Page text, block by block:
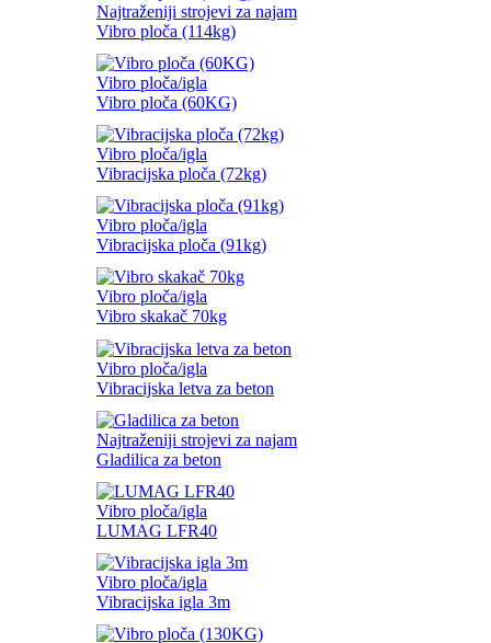
Najtraženiji strojevi za najam
Vibro ploča (114kg)
Vibro ploča/igla
Vibro ploča (60KG)
Vibro ploča/igla
Vibracijska ploča (72kg)
Vibro ploča/igla
Vibracijska ploča (91kg)
Vibro ploča/igla
Vibro skakač 70kg
Vibro ploča/igla
Vibracijska letva za beton
Najtraženiji strojevi za najam
Gladilica za beton
Vibro ploča/igla
LUMAG LFR40
Vibro ploča/igla
Vibracijska igla 3m